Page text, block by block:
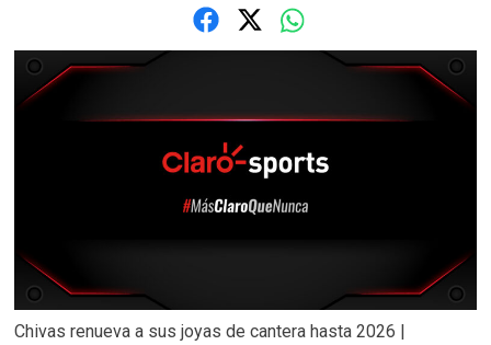
Chivas renueva a sus joyas de cantera hasta 2026 |